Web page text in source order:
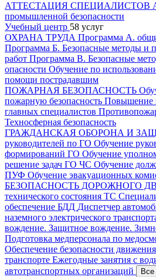
АТТЕСТАЦИЯ СПЕЦИАЛИСТОВ
промышленной безопасности
Учебный центр 58 услуг
ОХРАНА ТРУДА Программа А.
Программа Б. Безопасные методы и
работ Программа В. Безопасные
опасности Обучение по
помощи пострадавшим
ПОЖАРНАЯ БЕЗОПАСНОСТЬ
пожарную безопасность Повышение
главных специалистов
Техносферная безопасность
ГРАЖДАНСКАЯ ОБОРОНА И
руководителей по ГО Обучение
формирований ГО Обучение
решение задач ГО ЧС Обучение
ПУФ Обучение эвакуационных
БЕЗОПАСНОСТЬ ДОРОЖНОГО
технического состояния ТС
обеспечение БДД Диспетчер
наземного электрического
вождение. Защитное вождение.
Подготовка медперсонала по
Обеспечение безопасности
транспорте Ежегодные занятия с
автотранспортных организаций
Все